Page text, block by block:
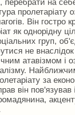
перебрати на
пролетаріату
Він гостро
як однорідну
груп,
не
атавізмом і
за
він